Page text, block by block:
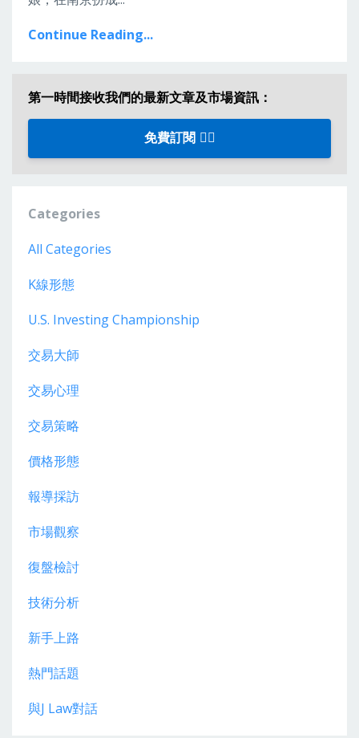
Continue Reading...
第一時間接收我們的最新文章及市場資訊：
免費訂閱 👈🏼
Categories
All Categories
K線形態
U.s. Investing Championship
交易大師
交易心理
交易策略
價格形態
報導採訪
市場觀察
復盤檢討
技術分析
新手上路
熱門話題
與j Law對話